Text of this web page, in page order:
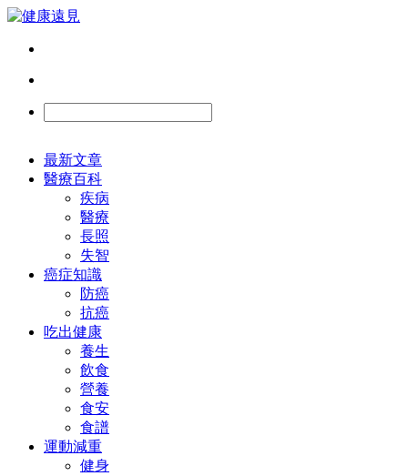
最新文章
醫療百科
疾病
醫療
長照
失智
癌症知識
防癌
抗癌
吃出健康
養生
飲食
營養
食安
食譜
運動減重
健身